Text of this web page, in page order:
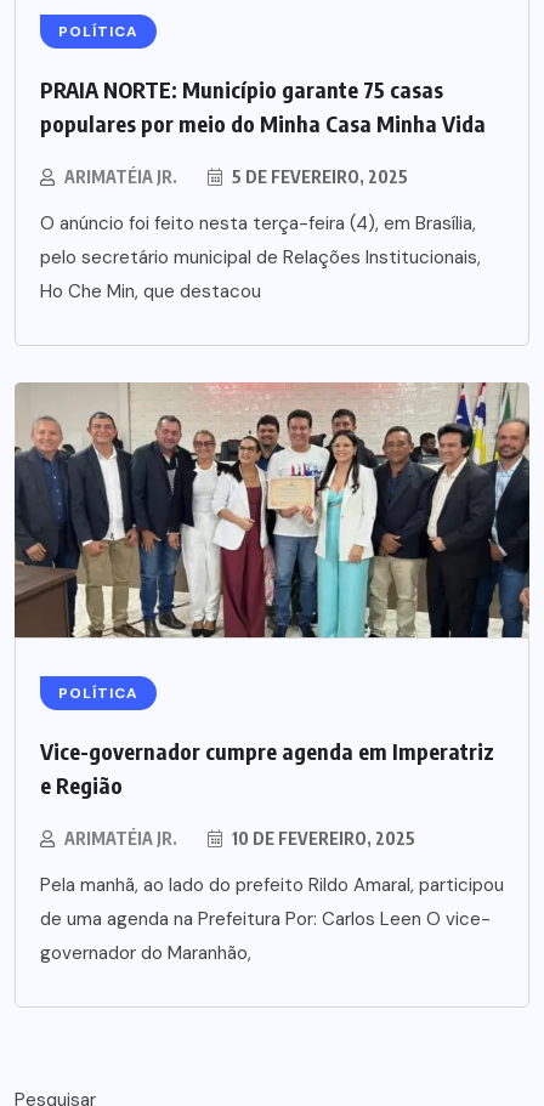
POLÍTICA
PRAIA NORTE: Município garante 75 casas
populares por meio do Minha Casa Minha Vida
ARIMATÉIA JR. 5 DE FEVEREIRO, 2025
O anúncio foi feito nesta terça-feira (4), em Brasília,
pelo secretário municipal de Relações Institucionais,
Ho Che Min, que destacou
POLÍTICA
Vice-governador cumpre agenda em Imperatriz
e Região
ARIMATÉIA JR. 10 DE FEVEREIRO, 2025
Pela manhã, ao lado do prefeito Rildo Amaral, participou
de uma agenda na Prefeitura Por: Carlos Leen O vice-
governador do Maranhão,
Pesquisar